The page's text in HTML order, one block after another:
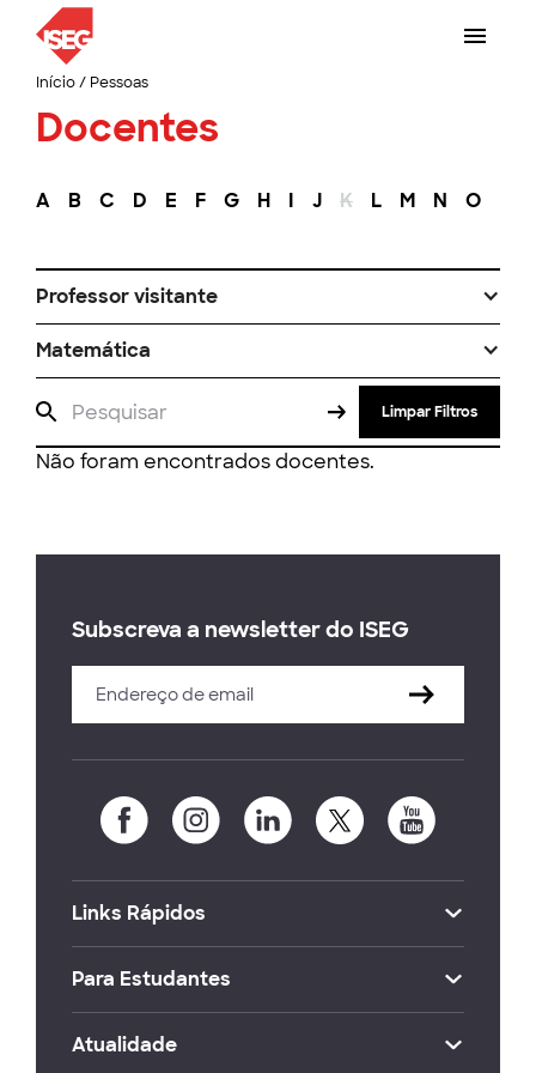
Início/ Pessoas
Docentes
A B C D E F G H I J K L M N O
Professor visitante
Matemática
Limpar Filtros
Não foram encontrados docentes.
Subscreva a newsletter do ISEG
Links Rápidos
Para Estudantes
Atualidade